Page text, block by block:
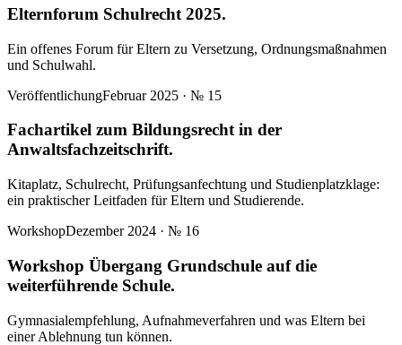
Elternforum Schulrecht 2025.
Ein offenes Forum für Eltern zu Versetzung, Ordnungsmaßnahmen
und Schulwahl.
VeröffentlichungFebruar 2025 · № 15
Fachartikel zum Bildungsrecht in der
Anwaltsfachzeitschrift.
Kitaplatz, Schulrecht, Prüfungsanfechtung und Studienplatzklage:
ein praktischer Leitfaden für Eltern und Studierende.
WorkshopDezember 2024 · № 16
Workshop Übergang Grundschule auf die
weiterführende Schule.
Gymnasialempfehlung, Aufnahmeverfahren und was Eltern bei
einer Ablehnung tun können.